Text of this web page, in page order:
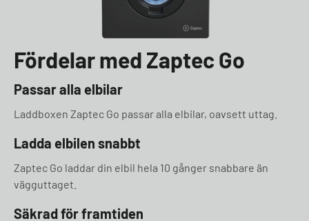
Fördelar med Zaptec Go
Passar alla elbilar
Laddboxen Zaptec Go passar alla elbilar, oavsett uttag.
Ladda elbilen snabbt
Zaptec Go laddar din elbil hela 10 gånger snabbare än
vägguttaget.
Säkrad för framtiden